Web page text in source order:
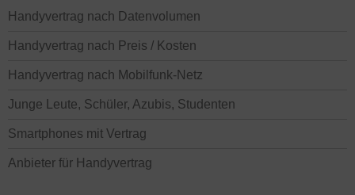
Handyvertrag nach Datenvolumen
Handyvertrag nach Preis / Kosten
Handyvertrag nach Mobilfunk-Netz
Junge Leute, Schüler, Azubis, Studenten
Smartphones mit Vertrag
Anbieter für Handyvertrag